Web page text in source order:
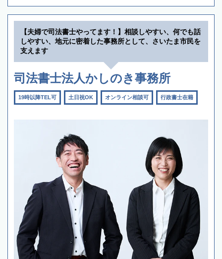
【夫婦で司法書士やってます！】相談しやすい、何でも話
しやすい、地元に密着した事務所として、さいたま市民を
支えます
司法書士法人かしのき事務所
19時以降TEL可 土日祝OK オンライン相談可 行政書士在籍